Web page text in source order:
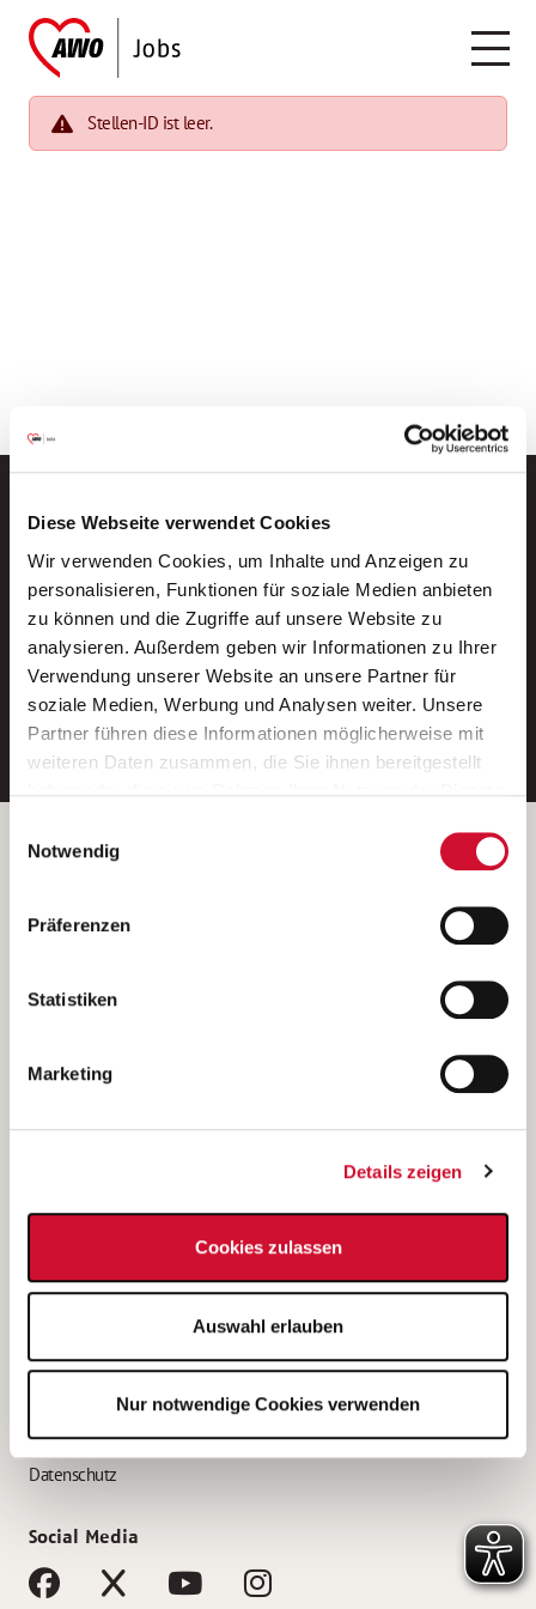
Diese Webseite verwendet Cookies
Wir verwenden Cookies, um Inhalte und Anzeigen zu
personalisieren, Funktionen für soziale Medien anbieten
zu können und die Zugriffe auf unsere Website zu
analysieren. Außerdem geben wir Informationen zu Ihrer
Verwendung unserer Website an unsere Partner für
soziale Medien, Werbung und Analysen weiter. Unsere
Partner führen diese Informationen möglicherweise mit
weiteren Daten zusammen, die Sie ihnen bereitgestellt
Wenn Sie auf „Cookies zulassen“ klicken, so stimmen
Sie der Speicherung sämtlicher Cookies zu. Sie können
Ihre Einwilligung selbstverständlich jederzeit widerrufen,
indem Sie die Cookie-Einstellungen aufrufen und diese
unsererDatenschutzerklärung
Notwendig
Präferenzen
Statistiken
Marketing
Details zeigen
Cookies zulassen
Auswahl erlauben
Nur notwendige Cookies verwenden
Stellen-ID ist leer.
Neue Stellen per E-Mail.
Ein kostenloser Service von AWO
Jobs.
E-Mail-Adresse eintragen
Betreiber der Webseite
Kantstraße 45a
(Ein Tochterunternehmen des AWO Bezirksverbandes Unterfranken
e.V.)
Bewerbung als Altenpflegehelfer*in
Bewerbung als Erzieher*in
AWO Gliederungen nach Bundesland
Impressum
Datenschutz
Social Media